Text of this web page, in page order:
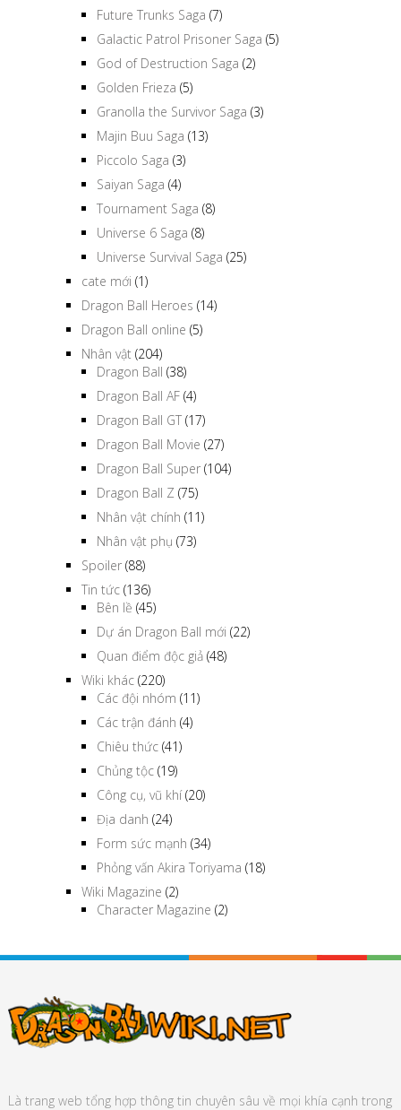
Future Trunks Saga (7)
Galactic Patrol Prisoner Saga (5)
God of Destruction Saga (2)
Golden Frieza (5)
Granolla the Survivor Saga (3)
Majin Buu Saga (13)
Piccolo Saga (3)
Saiyan Saga (4)
Tournament Saga (8)
Universe 6 Saga (8)
Universe Survival Saga (25)
cate mới (1)
Dragon Ball Heroes (14)
Dragon Ball online (5)
Nhân vật (204)
Dragon Ball (38)
Dragon Ball AF (4)
Dragon Ball GT (17)
Dragon Ball Movie (27)
Dragon Ball Super (104)
Dragon Ball Z (75)
Nhân vật chính (11)
Nhân vật phụ (73)
Spoiler (88)
Tin tức (136)
Bên lề (45)
Dự án Dragon Ball mới (22)
Quan điểm độc giả (48)
Wiki khác (220)
Các đội nhóm (11)
Các trận đánh (4)
Chiêu thức (41)
Chủng tộc (19)
Công cụ, vũ khí(20)
Địa danh (24)
Form sức mạnh (34)
Phỏng vấn Akira Toriyama (18)
Wiki Magazine (2)
Character Magazine (2)
Là trang web tổng hợp thông tin chuyên sâu về mọi khía cạnh trong